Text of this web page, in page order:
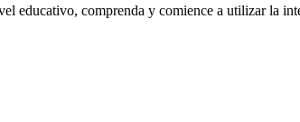
educativo, comprenda y comience a utilizar la